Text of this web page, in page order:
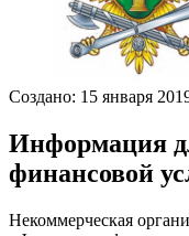
Создано: 15 января
Информация
финансовой
Некоммерческая